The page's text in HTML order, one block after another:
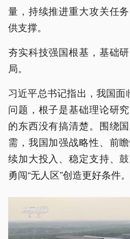
量，持续推进重大攻关任
供支撑。
夯实科技强国根基，基础
局。
习近平总书记指出，我国面
问题，根子是基础理论研
的东西没有搞清楚。围绕
需，我国加强战略性、前
续加大投入、稳定支持、
勇闯“无人区”创造更好条件。